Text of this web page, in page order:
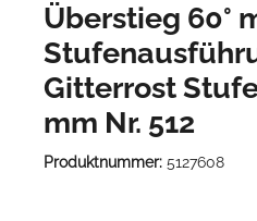
Überstieg 60°
Gitterrost
mm Nr. 512
Produktnummer: 5127608